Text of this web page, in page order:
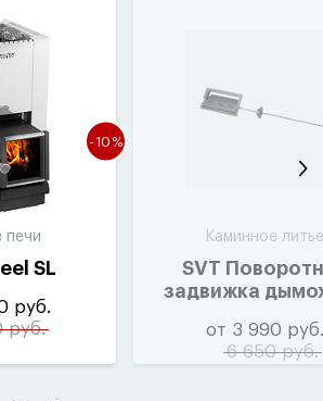
-10%
печи
SL
руб.
руб.
Каминное литье
SVT
задвижка
от 3 990 руб.
6 650 руб.